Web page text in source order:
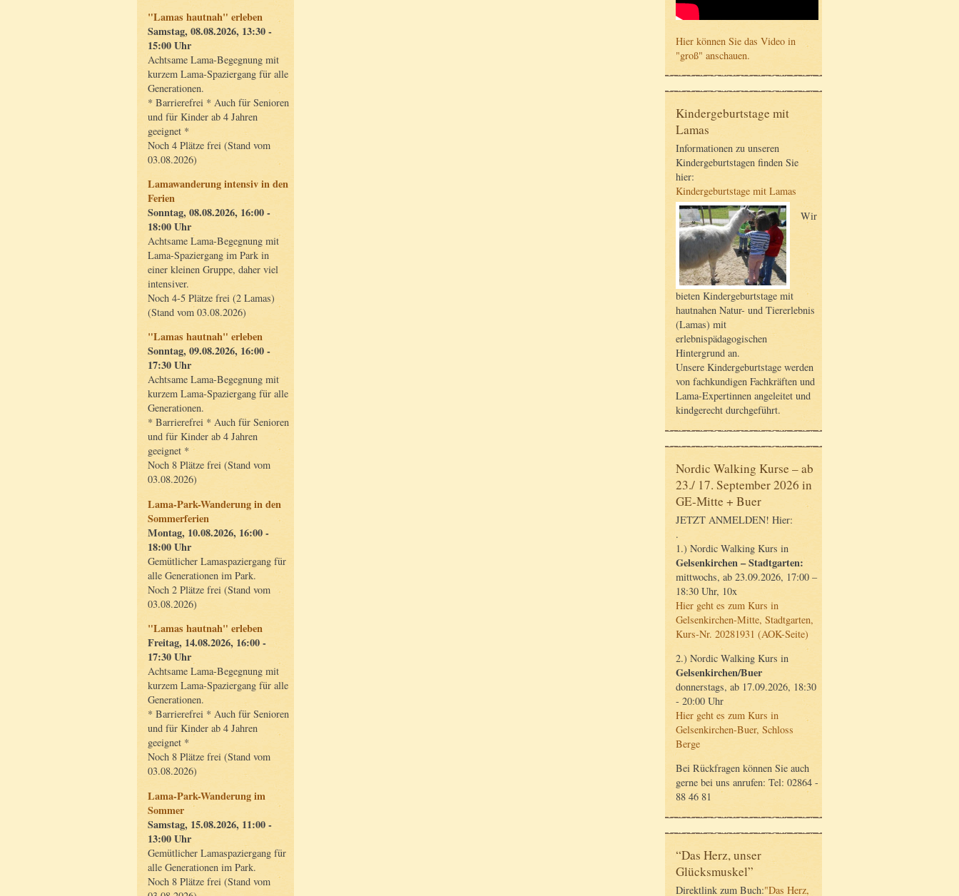
"Lamas hautnah" erleben
Samstag, 08.08.2026, 13:30 -
15:00 Uhr
Achtsame Lama-Begegnung mit
kurzem Lama-Spaziergang für alle
Generationen.
* Barrierefrei * Auch für Senioren
und für Kinder ab 4 Jahren
geeignet *
Noch 4 Plätze frei (Stand vom
03.08.2026)
Lamawanderung intensiv in den
Ferien
Sonntag, 08.08.2026, 16:00 -
18:00 Uhr
Achtsame Lama-Begegnung mit
Lama-Spaziergang im Park in
einer kleinen Gruppe, daher viel
intensiver.
Noch 4-5 Plätze frei (2 Lamas)
(Stand vom 03.08.2026)
"Lamas hautnah" erleben
Sonntag, 09.08.2026, 16:00 -
17:30 Uhr
Achtsame Lama-Begegnung mit
kurzem Lama-Spaziergang für alle
Generationen.
* Barrierefrei * Auch für Senioren
und für Kinder ab 4 Jahren
geeignet *
Noch 8 Plätze frei (Stand vom
03.08.2026)
Lama-Park-Wanderung in den
Sommerferien
Montag, 10.08.2026, 16:00 -
18:00 Uhr
Gemütlicher Lamaspaziergang für
alle Generationen im Park.
Noch 2 Plätze frei (Stand vom
03.08.2026)
"Lamas hautnah" erleben
Freitag, 14.08.2026, 16:00 -
17:30 Uhr
Achtsame Lama-Begegnung mit
kurzem Lama-Spaziergang für alle
Generationen.
* Barrierefrei * Auch für Senioren
und für Kinder ab 4 Jahren
geeignet *
Noch 8 Plätze frei (Stand vom
03.08.2026)
Lama-Park-Wanderung im
Sommer
Samstag, 15.08.2026, 11:00 -
13:00 Uhr
Gemütlicher Lamaspaziergang für
alle Generationen im Park.
Noch 8 Plätze frei (Stand vom
Hier können Sie das Video in
"groß" anschauen.
Kindergeburtstage mit
Lamas
Informationen zu unseren
Kindergeburtstagen finden Sie
hier:
Kindergeburtstage mit Lamas
Wir
bieten Kindergeburtstage mit
hautnahen Natur- und Tiererlebnis
(Lamas) mit
erlebnispädagogischen
Hintergrund an.
Unsere Kindergeburtstage werden
von fachkundigen Fachkräften und
Lama-Expertinnen angeleitet und
kindgerecht durchgeführt.
Nordic Walking Kurse – ab
23./ 17. September 2026 in
GE-Mitte + Buer
JETZT ANMELDEN! Hier:
.
1.) Nordic Walking Kurs in
Gelsenkirchen – Stadtgarten:
mittwochs, ab 23.09.2026, 17:00 –
18:30 Uhr, 10x
Hier geht es zum Kurs in
Gelsenkirchen-Mitte, Stadtgarten,
Kurs-Nr. 20281931 (AOK-Seite)
2.) Nordic Walking Kurs in
Gelsenkirchen/Buer
donnerstags, ab 17.09.2026, 18:30
- 20:00 Uhr
Hier geht es zum Kurs in
Gelsenkirchen-Buer, Schloss
Berge
Bei Rückfragen können Sie auch
gerne bei uns anrufen: Tel: 02864 -
88 46 81
“Das Herz, unser
Glücksmuskel”
Direktlink zum Buch:"Das Herz,